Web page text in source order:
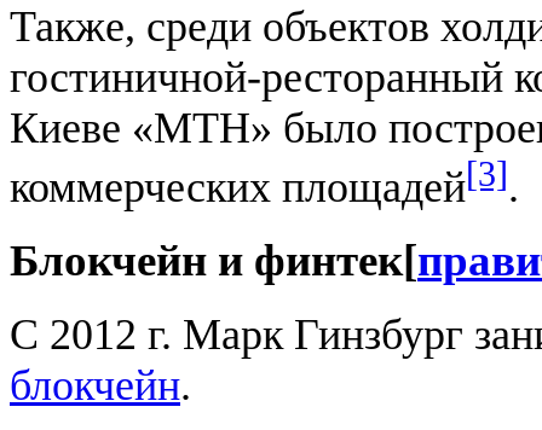
Также, среди объектов
гостиничной-ресторанный
Киеве «МТН» было
коммерческих площадей[3].
Блокчейн и финтек[
С 2012 г. Марк Гинзбург
блокчейн.